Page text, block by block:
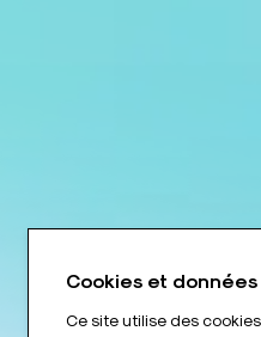
Cookies et
Ce site utilise des